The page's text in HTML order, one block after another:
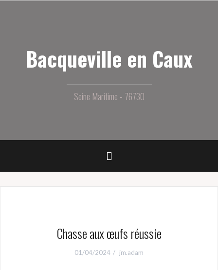
Bacqueville en Caux
Seine Maritime - 76730
Chasse aux œufs réussie
01/04/2024 jm.adam